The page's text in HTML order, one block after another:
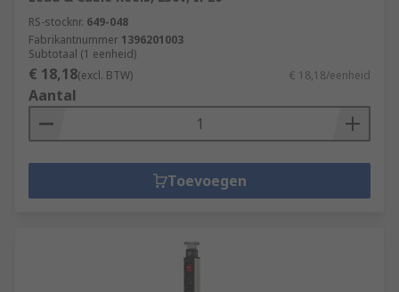
RS-stocknr. 649-048
Fabrikantnummer 1396201003
Subtotaal (1 eenheid)
€ 18,18(excl. BTW) € 18,18/eenheid
Aantal
Toevoegen